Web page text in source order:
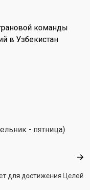
команды
в Узбекистан
- пятница)
Об
для достижения Целей